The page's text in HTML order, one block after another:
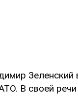
В своей